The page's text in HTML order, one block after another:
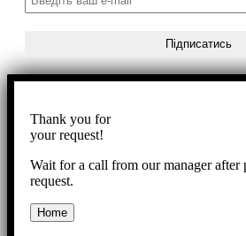
Thank you for
your request!
Wait for a call from our manager after
request.
Home